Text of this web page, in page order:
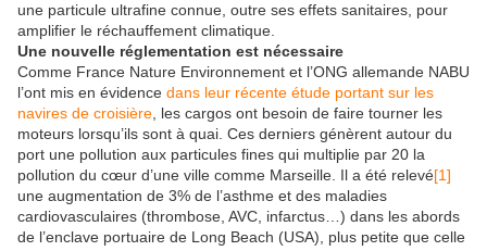
une particule ultrafine connue, outre ses effets sanitaires, pour
amplifier le réchauffement climatique.
Une nouvelle réglementation est nécessaire
Comme France Nature Environnement et l’ONG allemande NABU
l’ont mis en évidence dans leur récente étude portant sur les
navires de croisière , les cargos ont besoin de faire tourner les
moteurs lorsqu’ils sont à quai. Ces derniers génèrent autour du
port une pollution aux particules fines qui multiplie par 20 la
pollution du cœur d’une ville comme Marseille. Il a été relevé[1]
une augmentation de 3% de l’asthme et des maladies
cardiovasculaires (thrombose, AVC, infarctus…) dans les abords
de l’enclave portuaire de Long Beach (USA), plus petite que celle